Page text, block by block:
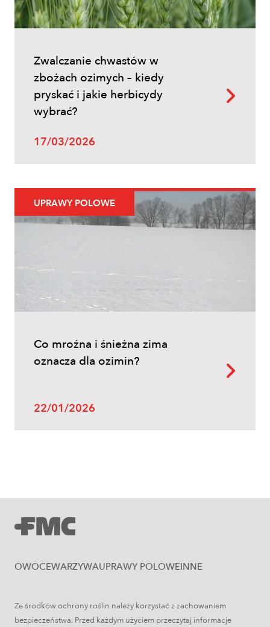
Uprawy polowe
Zwalczanie chwastów w zbożach
Oprysk na miotłę zbożową wiosną
Uprawy polowe
Zwalczanie chwastów w
zbożach ozimych – kiedy
pryskać i jakie herbicydy
wybrać?
17/03/2026
UPRAWY POLOWE
Co mroźna i śnieżna zima
oznacza dla ozimin?
22/01/2026
OWOCEWARZYWAUPRAWY POLOWEINNE
Ze środków ochrony roślin należy korzystać z zachowaniem
bezpieczeństwa. Przed każdym użyciem przeczytaj informacje